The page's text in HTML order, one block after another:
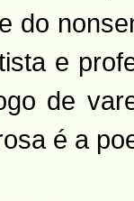
do
e
de
é a